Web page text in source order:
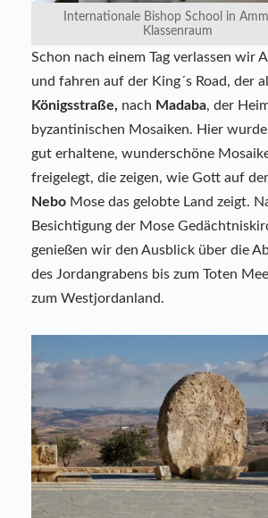
Internationale Bishop School in
Klassenraum
Schon nach einem Tag verlassen wir
und fahren auf der King´s Road, der
Königsstraße, nach Madaba, der
byzantinischen Mosaiken. Hier
gut erhaltene, wunderschöne
freigelegt, die zeigen, wie Gott auf
Nebo Mose das gelobte Land zeigt.
Besichtigung der Mose
genießen wir den Ausblick über die
des Jordangrabens bis zum Toten
zum Westjordanland.